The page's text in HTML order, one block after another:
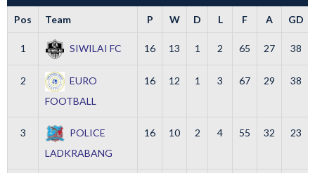
Pos Team P W D L F A GD
1 SIWILAI FC 16 13 1 2 65 27 38
2
EURO
FOOTBALL
16 12 1 3 67 29 38
3
POLICE
LADKRABANG
16 10 2 4 55 32 23